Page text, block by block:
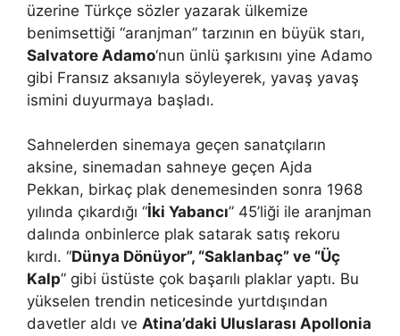
üzerine Türkçe sözler yazarak ülkemize
benimsettiği “aranjman” tarzının en büyük starı,
Salvatore Adamo‘nun ünlü şarkısını yine Adamo
gibi Fransız aksanıyla söyleyerek, yavaş yavaş
ismini duyurmaya başladı.
Sahnelerden sinemaya geçen sanatçıların
aksine, sinemadan sahneye geçen Ajda
Pekkan, birkaç plak denemesinden sonra 1968
yılında çıkardığı “İki Yabancı” 45’liği ile aranjman
dalında onbinlerce plak satarak satış rekoru
kırdı. “Dünya Dönüyor”, “Saklanbaç” ve “Üç
Kalp” gibi üstüste çok başarılı plaklar yaptı. Bu
yükselen trendin neticesinde yurtdışından
davetler aldı ve Atina’daki Uluslarası Apollonia